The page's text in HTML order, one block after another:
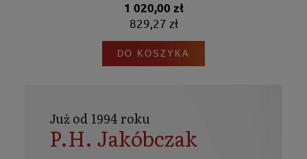
1 020,00 zł
829,27 zł
DO KOSZYKA
Już od 1994 roku
P.H. Jakóbczak